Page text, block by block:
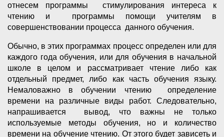
отнесем программы стимулирования интереса к
чтению и программы помощи учителям в
совершенствовании процесса данного обучения.
Обычно, в этих программах процесс определен или для
каждого года обучения, или для обучения в начальной
школе в целом и рассматривает чтение либо как
отдельный предмет, либо как часть обучения языку.
Немаловажно в обучении чтению определение
времени на различные виды работ. Следовательно,
напрашивается вывод, что важны не только
используемые методы обучения, но и количество
времени на обучение чтению. От этого будет зависеть и